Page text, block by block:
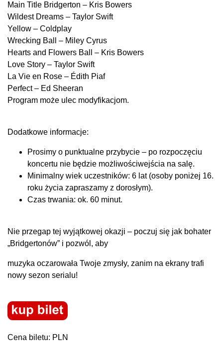
Main Title Bridgerton – Kris Bowers
Wildest Dreams – Taylor Swift
Yellow – Coldplay
Wrecking Ball – Miley Cyrus
Hearts and Flowers Ball – Kris Bowers
Love Story – Taylor Swift
La Vie en Rose – Édith Piaf
Perfect – Ed Sheeran
Program może ulec modyfikacjom.
Dodatkowe informacje:
Prosimy o punktualne przybycie – po rozpoczęciu
koncertu nie będzie możliwości​wejścia na salę.
Minimalny wiek uczestników: 6 lat (osoby poniżej 16.
roku życia zapraszamy z dorosłym).
Czas trwania: ok. 60 minut.
Nie przegap tej wyjątkowej okazji – poczuj się jak bohater
„Bridgertonów” i pozwól, aby
muzyka oczarowała Twoje zmysły, zanim na ekrany trafi
nowy sezon serialu!
Cena biletu: PLN